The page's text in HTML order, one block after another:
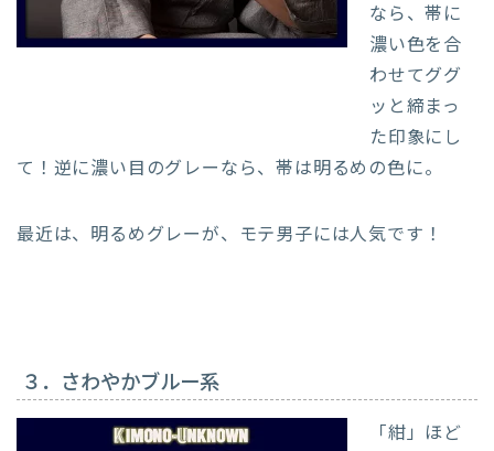
なら、帯に
濃い色を合
わせてググ
ッと締まっ
た印象にし
て！逆に濃い目のグレーなら、帯は明るめの色に。
最近は、明るめグレーが、モテ男子には人気です！
３．さわやかブルー系
「紺」ほど